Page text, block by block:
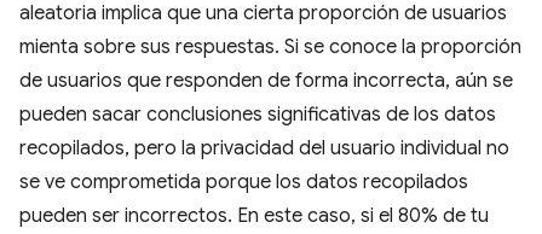
aleatoria implica que una cierta proporción de usuarios
mienta sobre sus respuestas. Si se conoce la proporción
de usuarios que responden de forma incorrecta, aún se
pueden sacar conclusiones significativas de los datos
recopilados, pero la privacidad del usuario individual no
se ve comprometida porque los datos recopilados
pueden ser incorrectos. En este caso, si el 80% de tu